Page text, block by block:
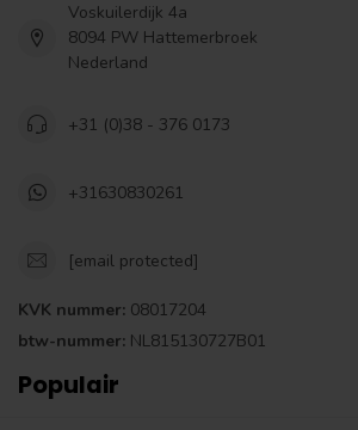
Voskuilerdijk 4a
8094 PW Hattemerbroek
Nederland
+31 (0)38 - 376 0173
+31630830261
[email protected]
KVK nummer: 08017204
btw-nummer: NL815130727B01
Populair